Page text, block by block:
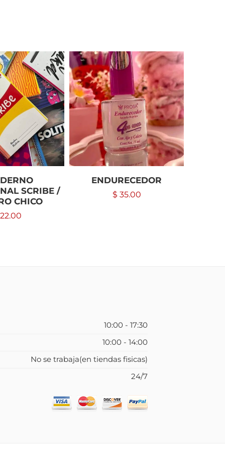
SCRIBE /
CHICO
ENDURECEDOR
$ 35.00
10:00 - 17:30
10:00 - 14:00
No se trabaja(en tiendas fisicas)
24/7